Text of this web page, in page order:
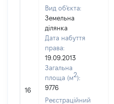
16
Вид об'єкта:
Земельна
ділянка
Дата набуття
права:
19.09.2013
Загальна
площа (м2):
9776
Реєстраційний